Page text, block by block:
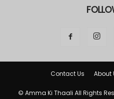
Contact Us About
© Amma Ki Thaali All Rights